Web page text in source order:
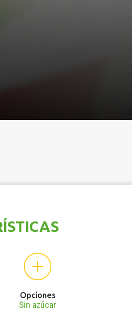
Opciones
Sin azúcar